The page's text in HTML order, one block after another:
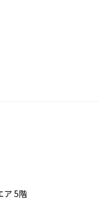
ア 5階